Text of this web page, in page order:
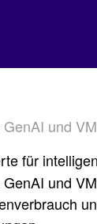
und
für
und